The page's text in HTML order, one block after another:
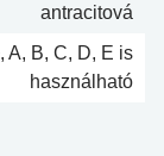
antracitová
A, B, C, D, E is
használható